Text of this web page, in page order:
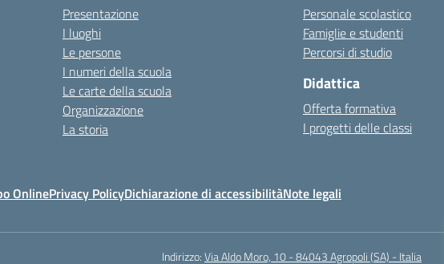
Presentazione
I luoghi
Le persone
I numeri della scuola
Le carte della scuola
Organizzazione
La storia
Personale scolastico
Famiglie e studenti
Percorsi di studio
Didattica
Offerta formativa
I progetti delle classi
OnlinePrivacy PolicyDichiarazione di accessibilitàNote legali
Indirizzo:Via Aldo Moro, 10 - 84043 Agropoli (SA) - Italia